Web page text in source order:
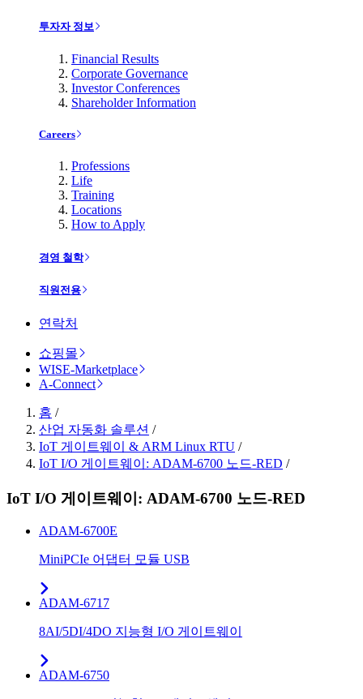
투자자 정보
Financial Results
Corporate Governance
Investor Conferences
Shareholder Information
Careers
Professions
Life
Training
Locations
How to Apply
경영 철학
직원전용
연락처
쇼핑몰
WISE-Marketplace
A-Connect
홈 /
산업 자동화 솔루션 /
IoT 게이트웨이 & ARM Linux RTU /
IoT I/O 게이트웨이: ADAM-6700 노드-RED /
IoT I/O 게이트웨이: ADAM-6700 노드-RED
ADAM-6700E
MiniPCIe 어댑터 모듈 USB
ADAM-6717
8AI/5DI/4DO 지능형 I/O 게이트웨이
ADAM-6750